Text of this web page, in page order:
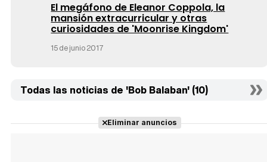
El megáfono de Eleanor Coppola, la
mansión extracurricular y otras
curiosidades de 'Moonrise Kingdom'
15 de junio 2017
Todas las noticias de 'Bob Balaban' (10)
Eliminar anuncios